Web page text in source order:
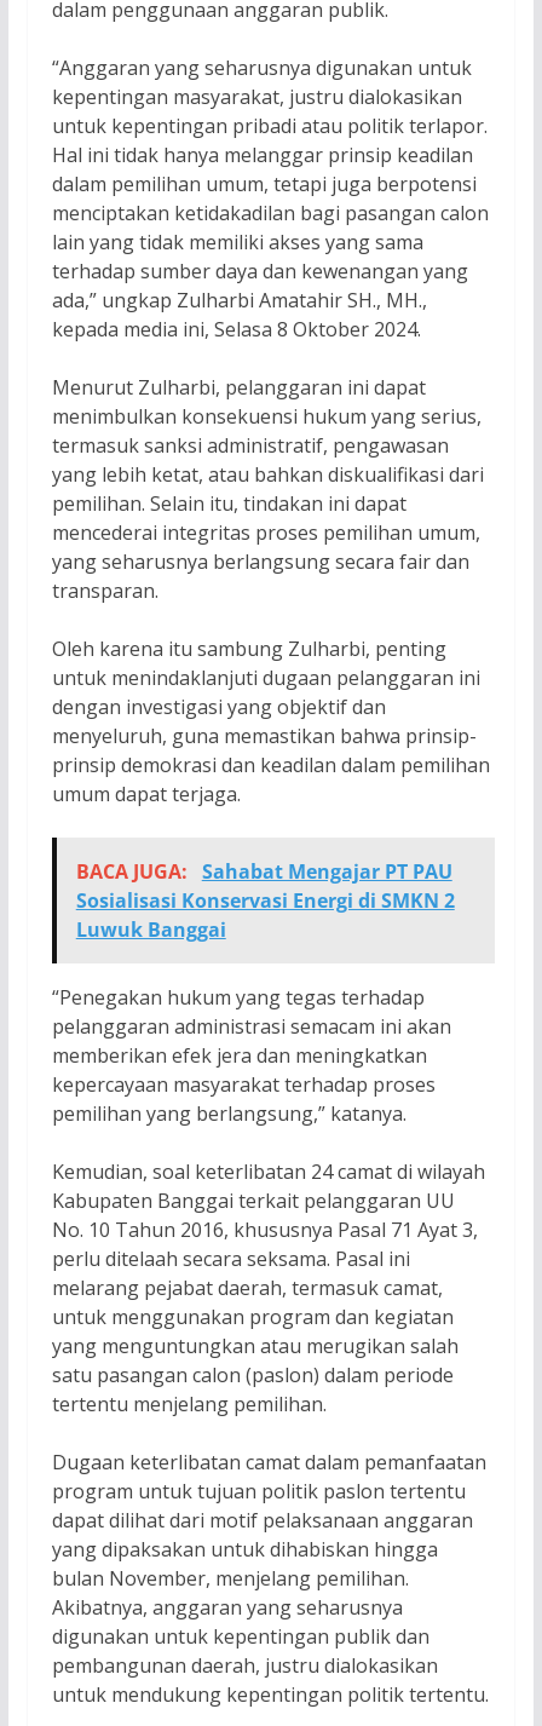
dalam penggunaan anggaran publik.
“Anggaran yang seharusnya digunakan untuk
kepentingan masyarakat, justru dialokasikan
untuk kepentingan pribadi atau politik terlapor.
Hal ini tidak hanya melanggar prinsip keadilan
dalam pemilihan umum, tetapi juga berpotensi
menciptakan ketidakadilan bagi pasangan calon
lain yang tidak memiliki akses yang sama
terhadap sumber daya dan kewenangan yang
ada,” ungkap Zulharbi Amatahir SH., MH.,
kepada media ini, Selasa 8 Oktober 2024.
Menurut Zulharbi, pelanggaran ini dapat
menimbulkan konsekuensi hukum yang serius,
termasuk sanksi administratif, pengawasan
yang lebih ketat, atau bahkan diskualifikasi dari
pemilihan. Selain itu, tindakan ini dapat
mencederai integritas proses pemilihan umum,
yang seharusnya berlangsung secara fair dan
transparan.
Oleh karena itu sambung Zulharbi, penting
untuk menindaklanjuti dugaan pelanggaran ini
dengan investigasi yang objektif dan
menyeluruh, guna memastikan bahwa prinsip-
prinsip demokrasi dan keadilan dalam pemilihan
umum dapat terjaga.
BACA JUGA: Sahabat Mengajar PT PAU
Sosialisasi Konservasi Energi di SMKN 2
Luwuk Banggai
“Penegakan hukum yang tegas terhadap
pelanggaran administrasi semacam ini akan
memberikan efek jera dan meningkatkan
kepercayaan masyarakat terhadap proses
pemilihan yang berlangsung,” katanya.
Kemudian, soal keterlibatan 24 camat di wilayah
Kabupaten Banggai terkait pelanggaran UU
No. 10 Tahun 2016, khususnya Pasal 71 Ayat 3,
perlu ditelaah secara seksama. Pasal ini
melarang pejabat daerah, termasuk camat,
untuk menggunakan program dan kegiatan
yang menguntungkan atau merugikan salah
satu pasangan calon (paslon) dalam periode
tertentu menjelang pemilihan.
Dugaan keterlibatan camat dalam pemanfaatan
program untuk tujuan politik paslon tertentu
dapat dilihat dari motif pelaksanaan anggaran
yang dipaksakan untuk dihabiskan hingga
bulan November, menjelang pemilihan.
Akibatnya, anggaran yang seharusnya
digunakan untuk kepentingan publik dan
pembangunan daerah, justru dialokasikan
untuk mendukung kepentingan politik tertentu.